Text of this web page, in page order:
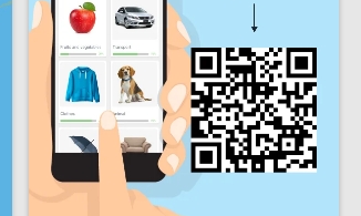
သောကြာ စနေ တနင်္ဂနွေ
နေ့စဉ်တိုးတက်မှု
လစဉ်တိုးတက်မှု
သင်တန်းဆင်းလက်မှတ်